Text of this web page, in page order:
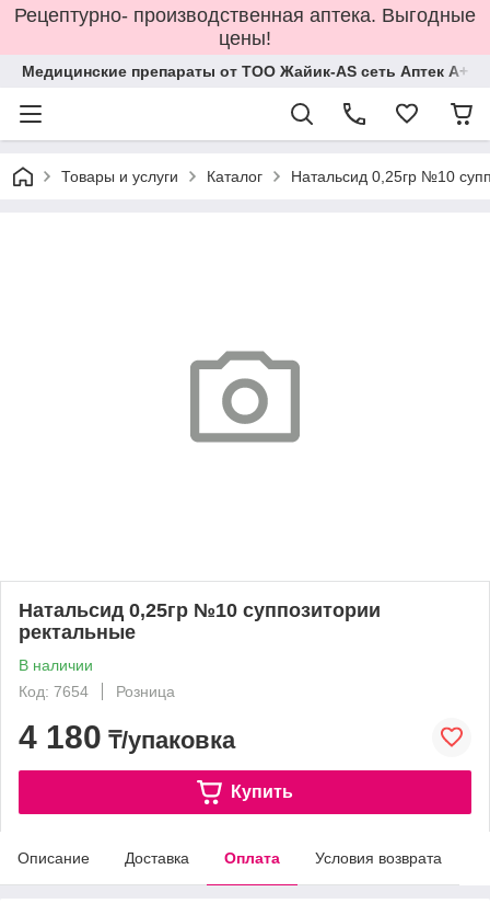
Рецептурно- производственная аптека. Выгодные
цены!
Медицинские препараты от ТОО Жайик-AS сеть Аптек А+
Товары и услуги Каталог Натальсид 0,25гр №10
Натальсид 0,25гр №10 суппозитории
ректальные
В наличии
Код: 7654
Розница
4 180 ₸/упаковка
Купить
Описание Доставка Оплата Условия возврата